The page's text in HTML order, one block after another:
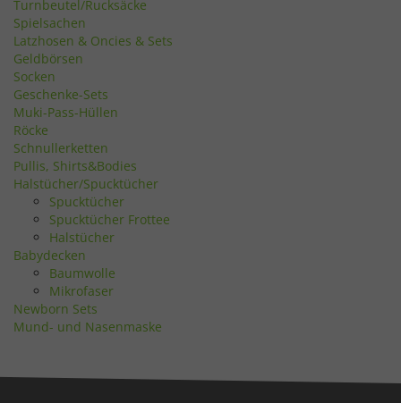
Turnbeutel/Rucksäcke
Spielsachen
Latzhosen & Oncies & Sets
Geldbörsen
Socken
Geschenke-Sets
Muki-Pass-Hüllen
Röcke
Schnullerketten
Pullis, Shirts&Bodies
Halstücher/Spucktücher
Spucktücher
Spucktücher Frottee
Halstücher
Babydecken
Baumwolle
Mikrofaser
Newborn Sets
Mund- und Nasenmaske